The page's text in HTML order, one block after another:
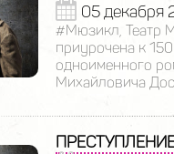
05 декабря
#Мюзикл, Театр
приурочена к
одноименного
Михайловича